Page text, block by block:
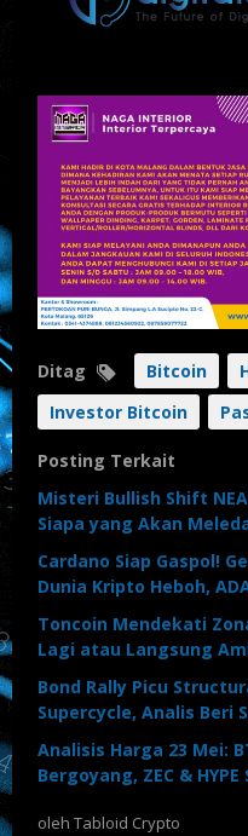
Ditag Bitcoin
Investor Bitcoin
Posting Terkait
Misteri Bullish Shift
Siapa yang Akan
Cardano Siap Gaspol!
Dunia Kripto Heboh,
Toncoin Mendekati
Lagi atau Langsung
Bond Rally Picu
Supercycle, Analis Beri
Analisis Harga 23 Mei:
Bergoyang, ZEC &
oleh Tabloid Crypto